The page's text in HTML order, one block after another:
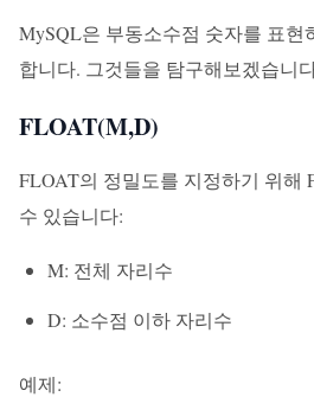
MySQL은 부동소수점 숫자를 표현
합니다. 그것들을 탐구해보겠습니
FLOAT(M,D)
FLOAT의 정밀도를 지정하기 위해
수 있습니다:
M: 전체 자리수
D: 소수점 이하 자리수
예제: